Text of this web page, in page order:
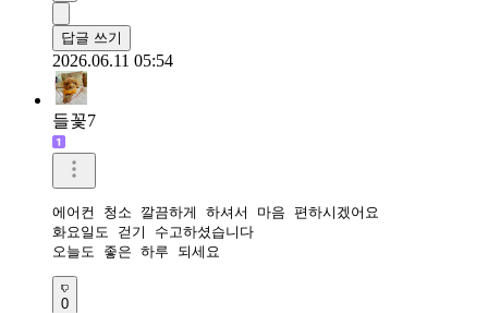
답글 쓰기
2026.06.11 05:54
들꽃7
에어컨 청소 깔끔하게 하셔서 마음 편하시겠어요
화요일도 걷기 수고하셨습니다
오늘도 좋은 하루 되세요
0